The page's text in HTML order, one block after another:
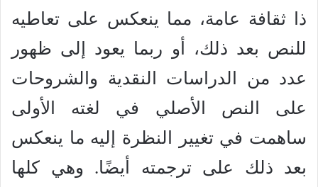
ذا ثقافة عامة، مما ينعكس على تعاطيه
للنص بعد ذلك، أو ربما يعود إلى ظهور
عدد من الدراسات النقدية والشروحات
على النص الأصلي في لغته الأولى
ساهمت في تغيير النظرة إليه ما ينعكس
بعد ذلك على ترجمته أيضًا. وهي كلها